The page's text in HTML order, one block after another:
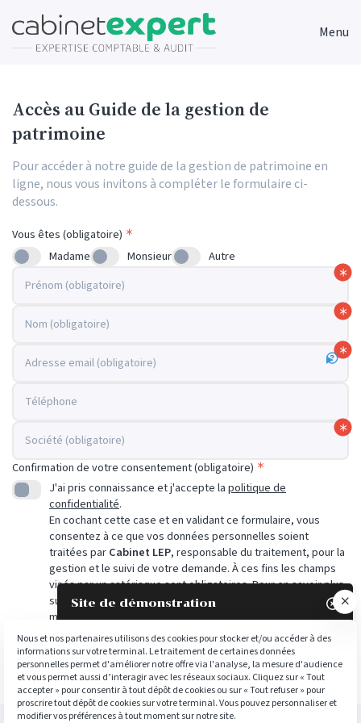
Menu
Accès au Guide de la gestion de
patrimoine
Pour accéder à notre guide de la gestion de patrimoine en
ligne, nous vous invitons à compléter le formulaire ci-
dessous.
Madame Monsieur Autre
Vous êtes (obligatoire)
Prénom (obligatoire)
Nom (obligatoire)
Adresse email (obligatoire)
Téléphone
Société (obligatoire)
J'ai pris connaissance et j'accepte lapolitique de
confidentialité.
En cochant cette case et en validant ce formulaire, vous
consentez à ce que vos données personnelles soient
traitées parCabinet LEP, responsable du traitement, pour la
gestion et le suivi de votre demande. À ces fins les champs
visés par un astérisque sont obligatoires. Pour en savoir plus
sur vos droits ainsi que nos traitements et pratiques en
matière de données personnelles, rendez-vous sur notre
politique de confidentialité
Confirmation de votre consentement (obligatoire)
Envoyer
Site de démonstration 
Nous et nos partenaires utilisons des cookies pour stocker et/ou accéder à des
informations sur votre terminal. Le traitement de certaines données
personnelles permet d'améliorer notre offre via l'analyse, la mesure d'audience
et vous permet aussi d’interagir avec les réseaux sociaux. Cliquez sur « Tout
accepter » pour consentir à tout dépôt de cookies ou sur « Tout refuser » pour
proscrire tout dépôt de cookies sur votre terminal. Vous pouvez personnaliser et
modifier vos préférences à tout moment sur notre site.